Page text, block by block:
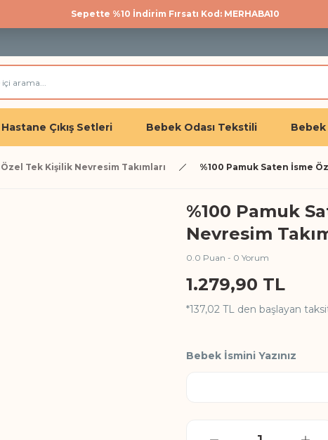
Sepette %10 İndirim Fırsatı Kod: MERHABA10
Üye olan herkese %10 İndirim
Çıkış Setleri Bebek Odası Tekstili Bebek
Tek Kişilik Nevresim Takımları %100 Pamuk Saten İsme
%100 Pamuk
Nevresim
0.0 Puan - 0 Yorum
1.279,90 TL
*137,02 TL den başlayan
Bebek İsmini Yazınız